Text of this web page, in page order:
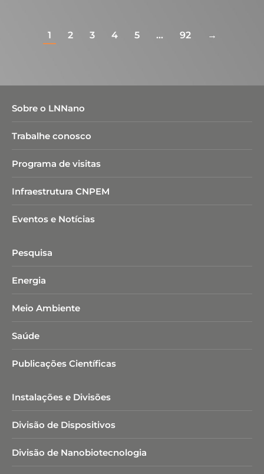
1 2 3 4 5 … 92 →
Sobre o LNNano
Trabalhe conosco
Programa de visitas
Infraestrutura CNPEM
Eventos e Notícias
Pesquisa
Energia
Meio Ambiente
Saúde
Publicações Científicas
Instalações e Divisões
Divisão de Dispositivos
Divisão de Nanobiotecnologia​